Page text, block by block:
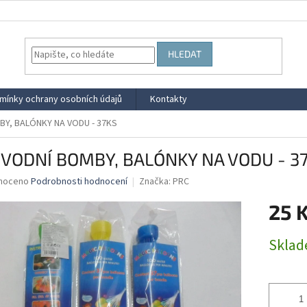
HLEDAT
ochrany osobních údajů
Kontakty
BALÓNKY NA VODU - 37KS
VODNÍ BOMBY, BALÓNKY NA VODU -
Podrobnosti hodnocení Značka: PRC
25
cena: